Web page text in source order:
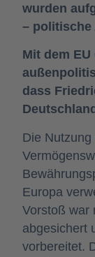
wurden
– politische
Mit dem
dass
Die
Europa
Vorstoß war
abgesichert
vorbereitet.